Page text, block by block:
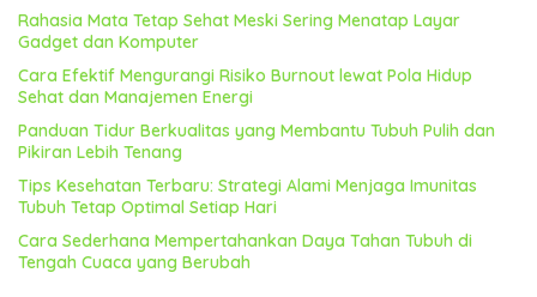
Rahasia Mata Tetap Sehat Meski Sering Menatap Layar
Gadget dan Komputer
Cara Efektif Mengurangi Risiko Burnout lewat Pola Hidup
Sehat dan Manajemen Energi
Panduan Tidur Berkualitas yang Membantu Tubuh Pulih dan
Pikiran Lebih Tenang
Tips Kesehatan Terbaru: Strategi Alami Menjaga Imunitas
Tubuh Tetap Optimal Setiap Hari
Cara Sederhana Mempertahankan Daya Tahan Tubuh di
Tengah Cuaca yang Berubah